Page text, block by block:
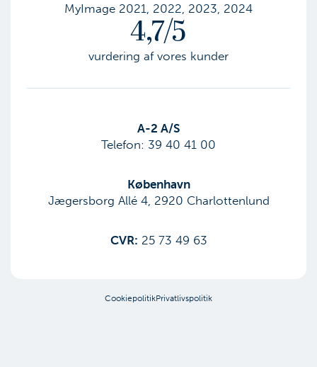
MyImage 2021, 2022, 2023, 2024
4,7/5
vurdering af vores kunder
​A-2 A/S
Telefon: 39 40 41 00
København
Jægersborg Allé 4, 2920 Charlottenlund
CVR: 25 73 49 63
CookiepolitikPrivatlivspolitik